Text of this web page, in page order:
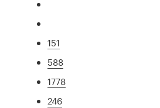
151
588
1778
246